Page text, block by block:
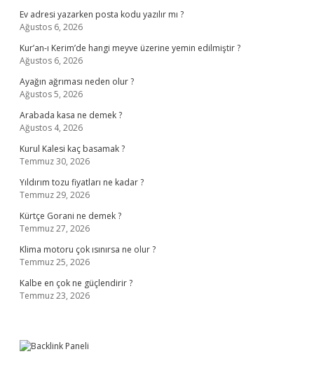
Ev adresi yazarken posta kodu yazılır mı ?
Ağustos 6, 2026
Kur’an-ı Kerim’de hangi meyve üzerine yemin edilmiştir ?
Ağustos 6, 2026
Ayağın ağrıması neden olur ?
Ağustos 5, 2026
Arabada kasa ne demek ?
Ağustos 4, 2026
Kurul Kalesi kaç basamak ?
Temmuz 30, 2026
Yıldırım tozu fiyatları ne kadar ?
Temmuz 29, 2026
Kürtçe Gorani ne demek ?
Temmuz 27, 2026
Klima motoru çok ısınırsa ne olur ?
Temmuz 25, 2026
Kalbe en çok ne güçlendirir ?
Temmuz 23, 2026